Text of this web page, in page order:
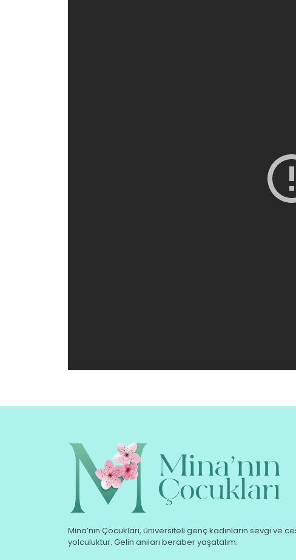
Mina’nın Çocukları, üniversiteli genç kadınların sevgi ve
yolculuktur. Gelin anıları beraber yaşatalım.